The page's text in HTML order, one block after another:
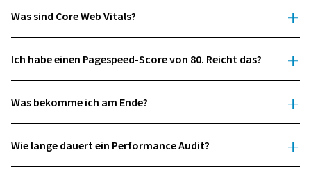
Was sind Core Web Vitals?
Ich habe einen Pagespeed-Score von 80. Reicht das?
Was bekomme ich am Ende?
Wie lange dauert ein Performance Audit?